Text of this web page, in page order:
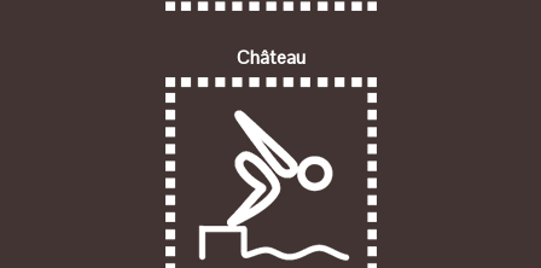
Château